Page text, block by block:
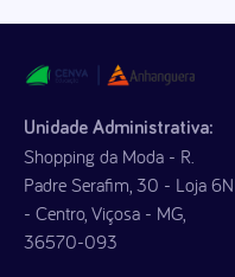
Unidade Administrativa:
Shopping da Moda - R.
Padre Serafim, 30 - Loja 6N
- Centro, Viçosa - MG,
36570-093